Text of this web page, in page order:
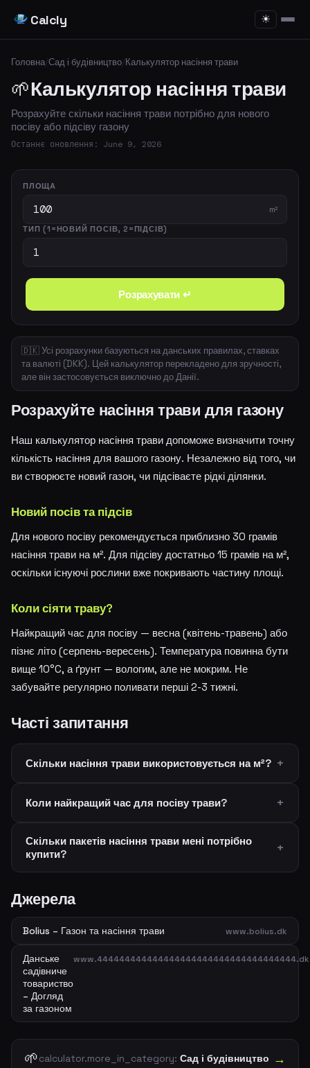
Calcly ☀
Головна/Сад і будівництво/Калькулятор насіння трави
🌱Калькулятор насіння трави
Розрахуйте скільки насіння трави потрібно для нового
посіву або підсіву газону
Останнє оновлення: June 9, 2026
ПЛОЩА
m²
ТИП (1=НОВИЙ ПОСІВ, 2=ПІДСІВ)
Розрахувати ↵
🇩🇰 Усі розрахунки базуються на данських правилах, ставках
та валюті (DKK). Цей калькулятор перекладено для зручності,
але він застосовується виключно до Данії.
Розрахуйте насіння трави для газону
Наш калькулятор насіння трави допоможе визначити точну
кількість насіння для вашого газону. Незалежно від того, чи
ви створюєте новий газон, чи підсіваєте рідкі ділянки.
Новий посів та підсів
Для нового посіву рекомендується приблизно 30 грамів
насіння трави на м². Для підсіву достатньо 15 грамів на м²,
оскільки існуючі рослини вже покривають частину площі.
Коли сіяти траву?
Найкращий час для посіву — весна (квітень-травень) або
пізнє літо (серпень-вересень). Температура повинна бути
вище 10°C, а ґрунт — вологим, але не мокрим. Не
забувайте регулярно поливати перші 2-3 тижні.
Часті запитання
Скільки насіння трави використовується на м²?
Коли найкращий час для посіву трави?
Скільки пакетів насіння трави мені потрібно
купити?
Джерела
Bolius – Газон та насіння трави www.bolius.dk
Данське
садівниче
товариство
– Догляд
за газоном
www.444444444444444444444444444444444444.dk
🌱calculator.more_in_category: Сад і будівництво →